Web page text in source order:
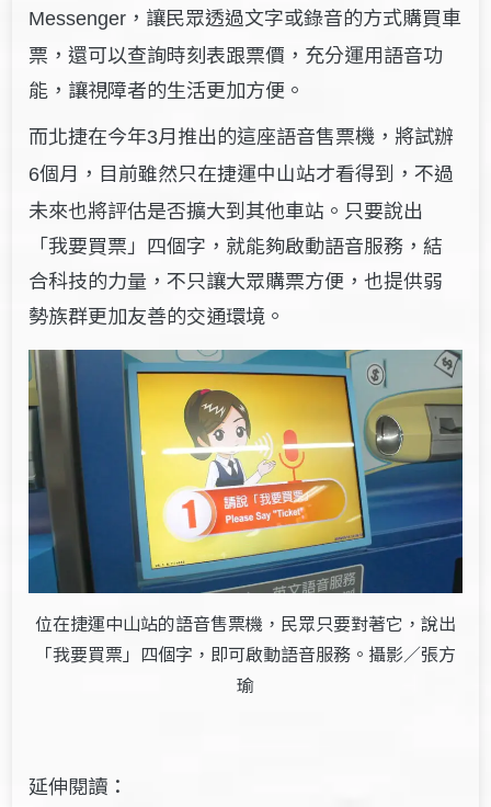
Messenger ，讓民眾透過文字或錄音的方式購買車
票，還可以查詢時刻表跟票價，充分運用語音功
能，讓視障者的生活更加方便。
而北捷在今年3月推出的這座語音售票機，將試辦
6個月，目前雖然只在捷運中山站才看得到，不過
未來也將評估是否擴大到其他車站。只要說出
「我要買票」四個字，就能夠啟動語音服務，結
合科技的力量，不只讓大眾購票方便，也提供弱
勢族群更加友善的交通環境。
位在捷運中山站的語音售票機，民眾只要對著它，說出
「我要買票」四個字，即可啟動語音服務。攝影／張方
瑜
延伸閱讀：